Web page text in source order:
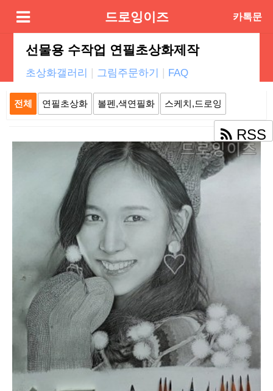
드로잉이즈 카톡문
선물용 수작업 연필초상화제작
초상화갤러리 | 그림주문하기 | FAQ
전체 연필초상화 볼펜,색연필화 스케치,드로잉
RSS